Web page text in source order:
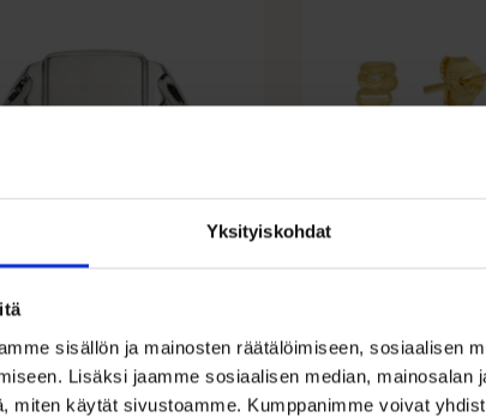
Yksityiskohdat
sisällön ja mainosten räätälöimiseen, sosiaalisen
Lisäksi jaamme sosiaalisen median, mainosalan
miten käytät sivustoamme. Kumppanimme voivat
hopeinen
–
925 h...
kirkkai...